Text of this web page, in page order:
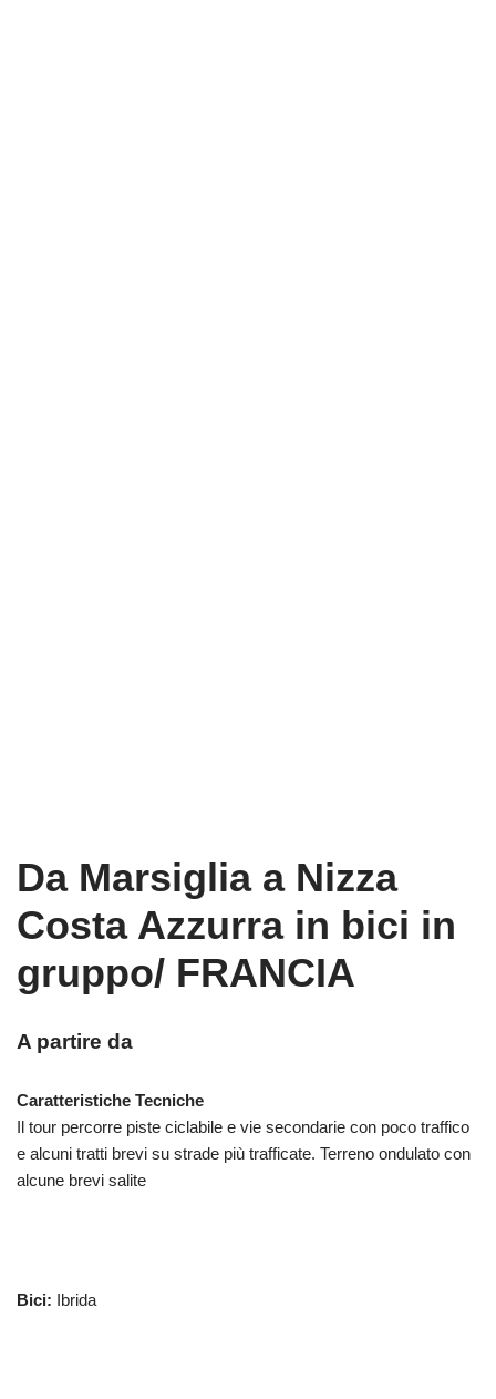
Da Marsiglia a Nizza
Costa Azzurra in bici in
gruppo/ FRANCIA
A partire da
Caratteristiche Tecniche
Il tour percorre piste ciclabile e vie secondarie con poco traffico
e alcuni tratti brevi su strade più trafficate. Terreno ondulato con
alcune brevi salite
Bici: Ibrida